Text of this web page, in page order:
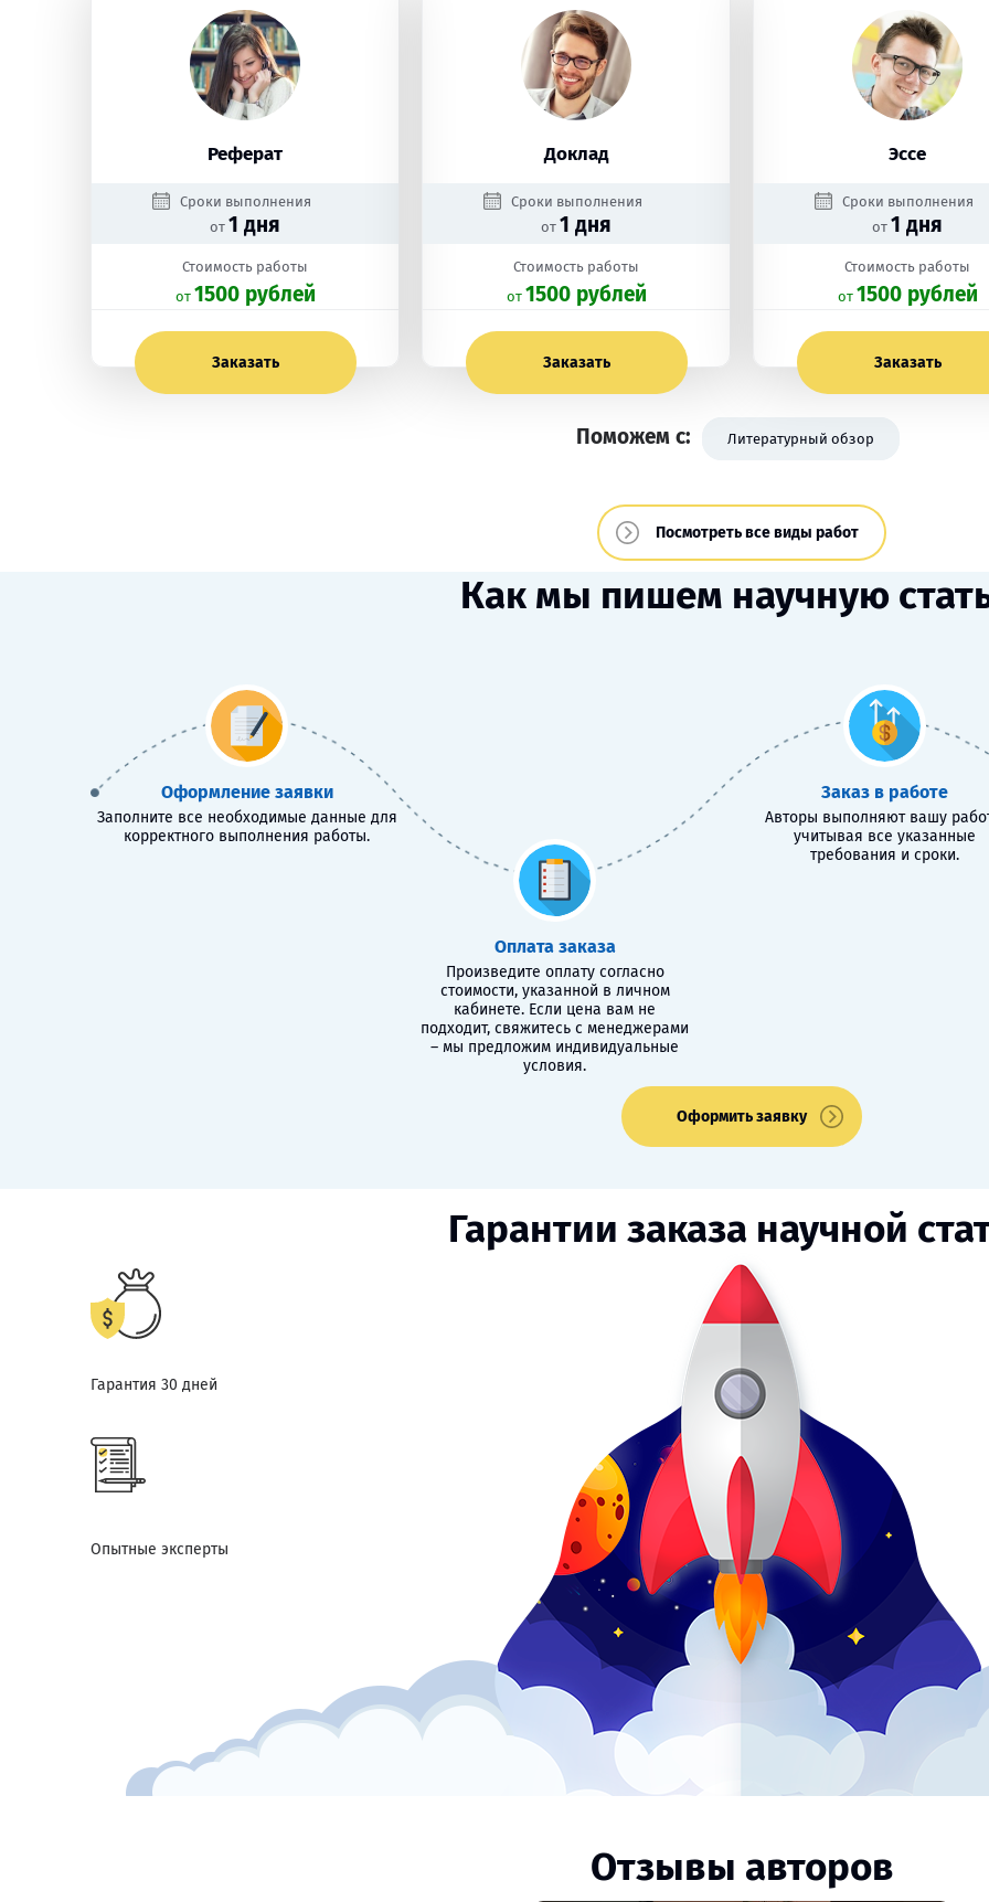
Реферат
Сроки выполнения
от 1 дня
Стоимость работы
oт 1500 рублей
Заказать
Доклад
Сроки выполнения
от 1 дня
Стоимость работы
oт 1500 рублей
Заказать
Эссе
Сроки выполнения
от 1 дня
Стоимость работы
oт 1500 рублей
Заказать
Поможем с: Литературный обзор
Посмотреть все виды работ
Как мы пишем научную
Оформление заявки
Заполните все необходимые данные для
корректного выполнения работы.
Оплата заказа
Произведите оплату согласно
стоимости, указанной в личном
кабинете. Если цена вам не
подходит, свяжитесь с менеджерами
– мы предложим индивидуальные
условия.
Заказ в работе
Авторы выполняют вашу
учитывая все указанные
требования и сроки.
Оформить заявку
Гарантии заказа научной
Гарантия 30 дней
Опытные эксперты
Отзывы авторов